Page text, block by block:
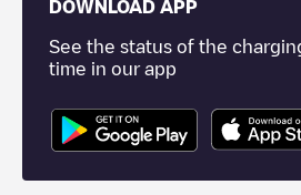
DOWNLOAD APP
See the status of the
time in our app